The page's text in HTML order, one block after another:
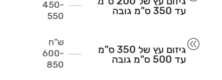
עד 350 ס"מ גובה
450-
550
@
גיזום עץ של 350 ס"מ
עד 500 ס"מ גובה
ש"ח
600-
850